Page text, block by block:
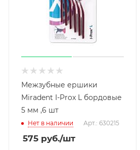
Межзубные ершики
Miradent I-Prox L бордовые
5 мм ,6 шт
Нет в наличии Арт.: 630215
575 руб./шт